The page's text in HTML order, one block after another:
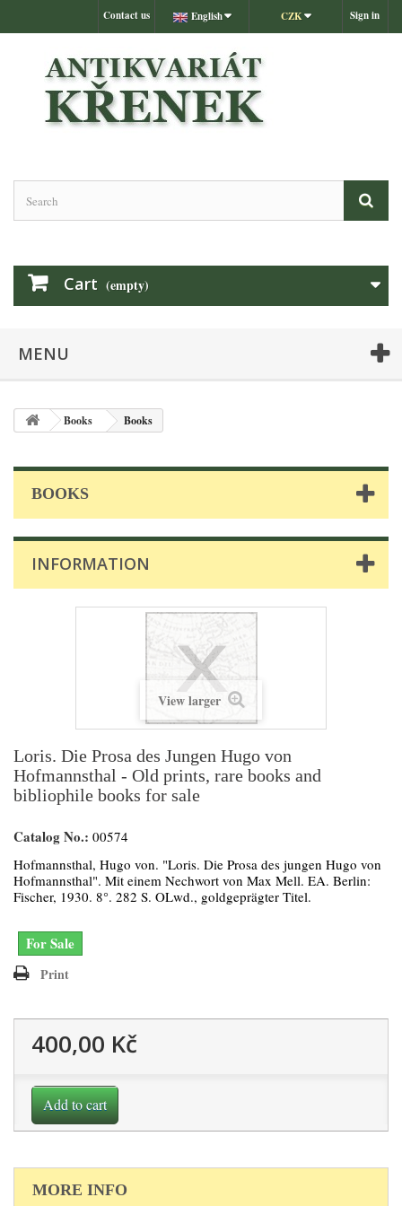
Sign in
CZK
English
Contact us
Cart (empty)
MENU
Books Books
BOOKS
INFORMATION
View larger
Loris. Die Prosa des Jungen Hugo von
Hofmannsthal - Old prints, rare books and
bibliophile books for sale
Catalog No.: 00574
Hofmannsthal, Hugo von. "Loris. Die Prosa des jungen Hugo von
Hofmannsthal". Mit einem Nechwort von Max Mell. EA. Berlin:
Fischer, 1930. 8°. 282 S. OLwd., goldgeprägter Titel.
For Sale
Print
400,00 Kč
Add to cart
MORE INFO